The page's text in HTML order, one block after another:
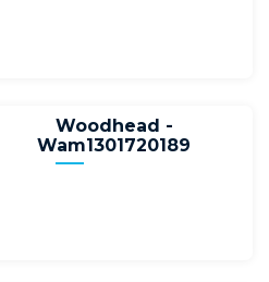
Woodhead -
Wam1301720189